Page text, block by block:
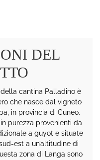
DEL
della cantina Palladino è
che nasce dal vigneto
in provincia di Cuneo.
purezza provenienti da
a guyot e situate
est a un’altitudine di
zona di Langa sono